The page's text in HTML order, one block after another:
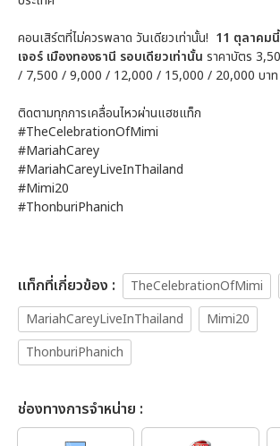
คอนเสิร์ตที่ไม่ควรพลาด วันเดียวเท่านั้น! 11 ตุลาคม
เจอร์ เมืองทองธานี รอบเดียวเท่านั้น ราคาบัตร
/ 7,500 / 9,000 / 12,000 / 15,000 / 20,000 บาท
ติดตามทุกการเคลื่อนไหวผ่านแฮชแท็ก
#TheCelebrationOfMimi
#MariahCarey
#MariahCareyLiveInThailand
#Mimi20
#ThonburiPhanich
เเท็กที่เกี่ยวข้อง : TheCelebrationOfMimi
MariahCareyLiveInThailand
Mimi20
ThonburiPhanich
ช่องทางการจำหน่าย :